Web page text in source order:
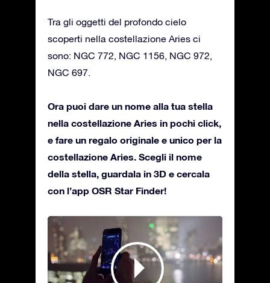
Tra gli oggetti del profondo cielo
scoperti nella costellazione Aries ci
sono: NGC 772, NGC 1156, NGC 972,
NGC 697.
Ora puoi dare un nome alla tua stella
nella costellazione Aries in pochi click,
e fare un regalo originale e unico per la
costellazione Aries. Scegli il nome
della stella, guardala in 3D e cercala
con l’app OSR Star Finder!